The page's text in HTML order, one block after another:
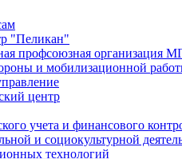
"Пеликан"
профсоюзная организация
и мобилизационной
центр
учета и финансового
и социокультурной
технологий